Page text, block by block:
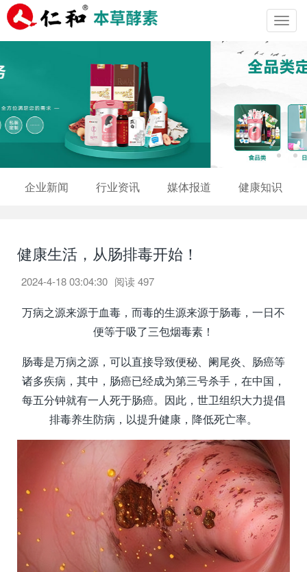
企业新闻 行业资讯 媒体报道 健康知识
健康生活，从肠排毒开始！
2024-4-18 03:04:30 阅读497
万病之源来源于血毒，而毒的生源来源于肠毒，一日不
便等于吸了三包烟毒素！
肠毒是万病之源，可以直接导致便秘、阑尾炎、肠癌等
诸多疾病，其中，肠癌已经成为第三号杀手，在中国，
每五分钟就有一人死于肠癌。因此，世卫组织大力提倡
排毒养生防病，以提升健康，降低死亡率。